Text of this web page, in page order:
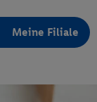
Meine Filiale